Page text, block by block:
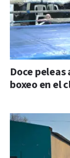
Doce
boxeo en el